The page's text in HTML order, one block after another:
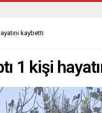
kaybetti
1 kişi